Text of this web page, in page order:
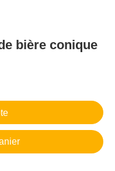
bière conique